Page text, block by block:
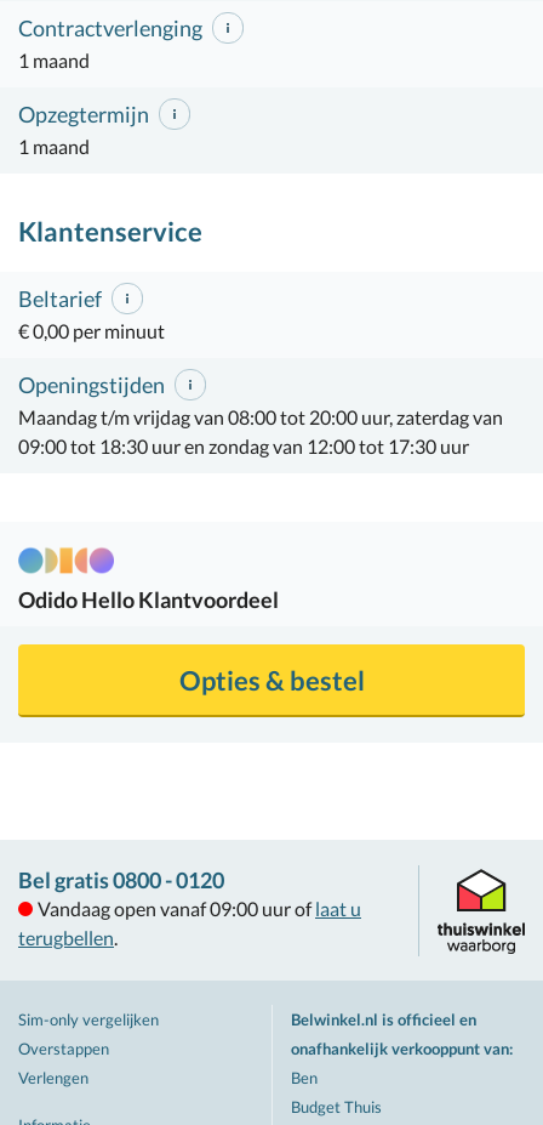
Contractverlenging
1 maand
Opzegtermijn
1 maand
Klantenservice
Beltarief
€ 0,00 per minuut
Openingstijden
Maandag t/m vrijdag van 08:00 tot 20:00 uur, zaterdag van
09:00 tot 18:30 uur en zondag van 12:00 tot 17:30 uur
OdidoHello Klantvoordeel
Opties & bestel
Bel gratis 0800 - 0120
Vandaag open vanaf 09:00 uur of laat u
terugbellen.
Sim-only vergelijken
Overstappen
Verlengen
Belwinkel.nl is officieel en
onafhankelijk verkooppunt van:
Ben
Budget Thuis